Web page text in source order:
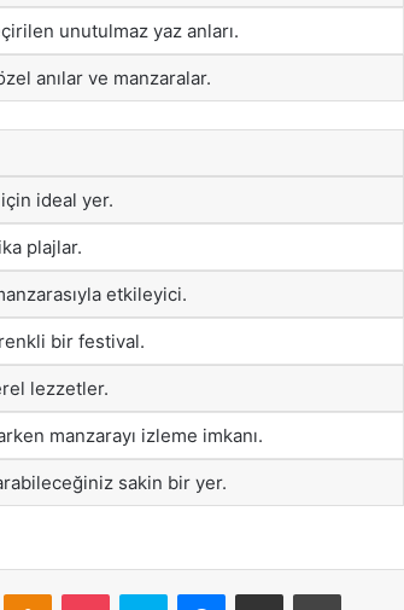
unutulmaz yaz anları.
anılar ve manzaralar.
ideal yer.
plajlar.
etkileyici.
bir festival.
lezzetler.
manzarayı izleme imkanı.
sakin bir yer.
Odnoklassniki
Pocket Skype Messenger
E-Posta ile paylaş Yazdır